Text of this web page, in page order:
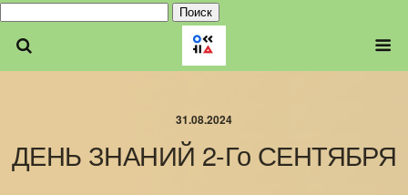
Найти:
31.08.2024
ДЕНЬ ЗНАНИЙ 2-Го СЕНТЯБРЯ